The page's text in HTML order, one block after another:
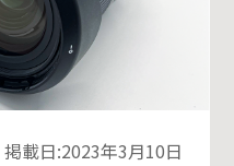
掲載日:2023年3月10日